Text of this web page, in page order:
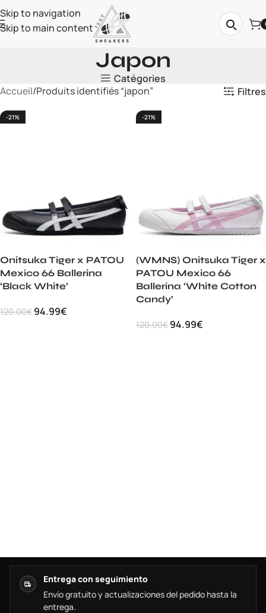
Skip to navigation
Skip to main content
Japon
Catégories
Accueil Produits identifiés “japon” Filtres
-21%
Onitsuka Tiger x PATOU
Mexico 66 Ballerina
‘Black White’
120.00€ 94.99€
-21%
(WMNS) Onitsuka Tiger x
PATOU Mexico 66
Ballerina ‘White Cotton
Candy’
120.00€ 94.99€
Entrega con seguimiento
Envío gratuito y actualizaciones del pedido hasta la
entrega.